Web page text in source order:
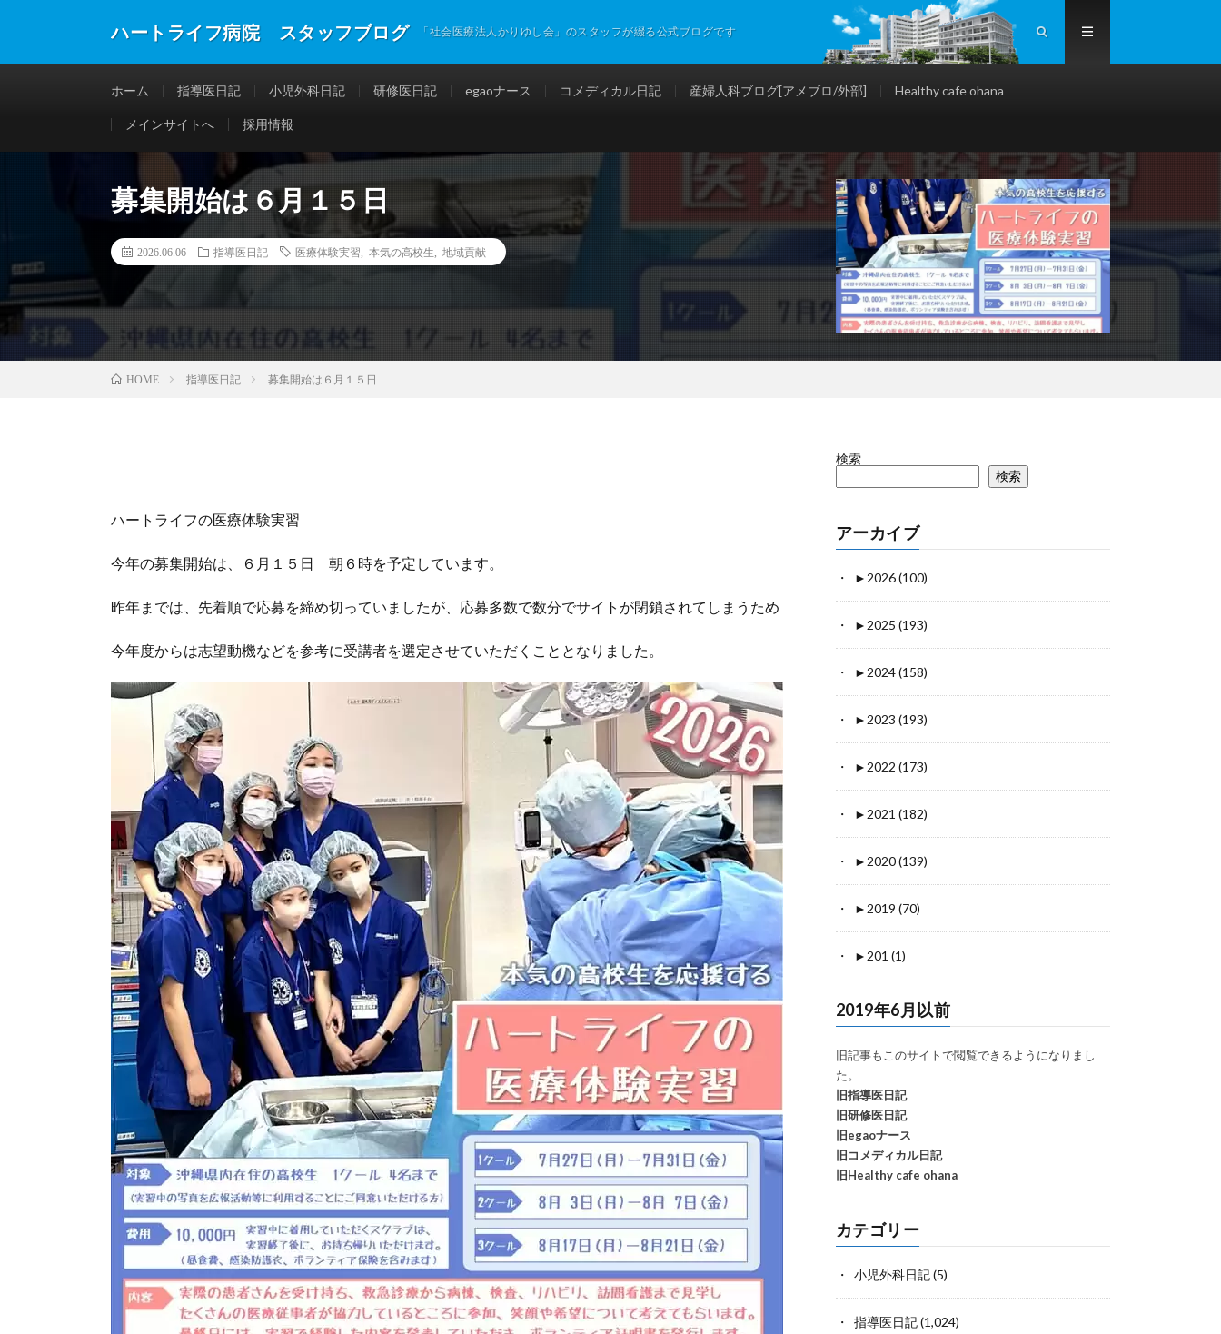
ハートライフ病院 スタッフブログ 「社会医療法人かりゆし会」のスタッフが綴る公式ブログです
ホーム 指導医日記 小児外科日記 研修医日記 egaoナース コメディカル日記 産婦人科ブログ[アメブロ/外部] Healthy cafe ohana
メインサイトへ 採用情報
募集開始は６月１５日
2026.06.06 指導医日記 医療体験実習 本気の高校生 地域貢献
HOME 指導医日記 募集開始は６月１５日
ハートライフの医療体験実習
今年の募集開始は、６月１５日 朝６時を予定しています。
昨年までは、先着順で応募を締め切っていましたが、応募多数で数分でサイトが閉鎖されてしまうため
今年度からは志望動機などを参考に受講者を選定させていただくこととなりました。
検索
検索
アーカイブ
► 2026 (100)
► 2025 (193)
► 2024 (158)
► 2023 (193)
► 2022 (173)
► 2021 (182)
► 2020 (139)
► 2019 (70)
► 201 (1)
2019年6月以前
旧記事もこのサイトで閲覧できるようになりまし
た。
旧指導医日記
旧研修医日記
旧egaoナース
旧コメディカル日記
旧Healthy cafe ohana
カテゴリー
小児外科日記(5)
指導医日記(1,024)